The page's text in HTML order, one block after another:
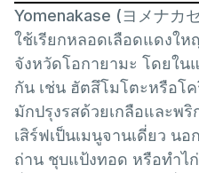
Yomenakase (ヨメナカ
ใช้เรียกหลอดเลือดแดงใ
จังหวัดโอกายามะ โดยใน
กัน เช่น ฮัตสึโมโตะหรือโ
มักปรุงรสด้วยเกลือและพ
เสิร์ฟเป็นเมนูจานเดี่ยว น
ถ่าน ชุบแป้งทอด หรือทำไ